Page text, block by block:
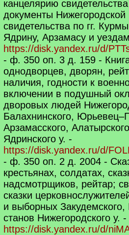
канцелярию
документы Нижегородской
свидетельства по гг.
Ядрину, Арзамасу и
https://disk.yandex.ru/d/
- ф. 350 оп. 3 д. 159 -
однодворцев, дворян,
наличия, годности к
включении в подушный
дворовых людей
Балахнинского,
Арзамасского,
Ядринского у. -
https://disk.yandex.ru/d/
- ф. 350 оп. 2 д. 2004 -
крестьянах, солдатах,
надсмотрщиков, рейтар;
сказки
и выборных Закудемского,
станов Нижегородского у. -
https://disk.yandex.ru/d/